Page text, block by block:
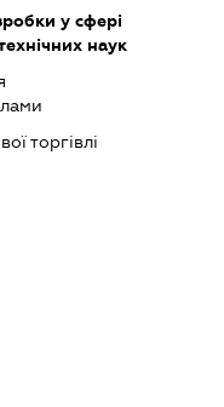
у сфері
наук
торгівлі